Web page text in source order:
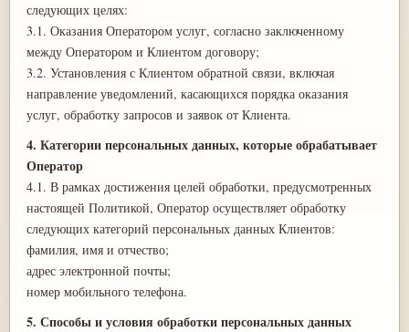
следующих целях:
3.1. Оказания Оператором услуг, согласно заключенному
между Оператором и Клиентом договору;
3.2. Установления с Клиентом обратной связи, включая
направление уведомлений, касающихся порядка оказания
услуг, обработку запросов и заявок от Клиента.
4. Категории персональных данных, которые обрабатывает
Оператор
4.1. В рамках достижения целей обработки, предусмотренных
настоящей Политикой, Оператор осуществляет обработку
следующих категорий персональных данных Клиентов:
фамилия, имя и отчество;
адрес электронной почты;
номер мобильного телефона.
5. Способы и условия обработки персональных данных